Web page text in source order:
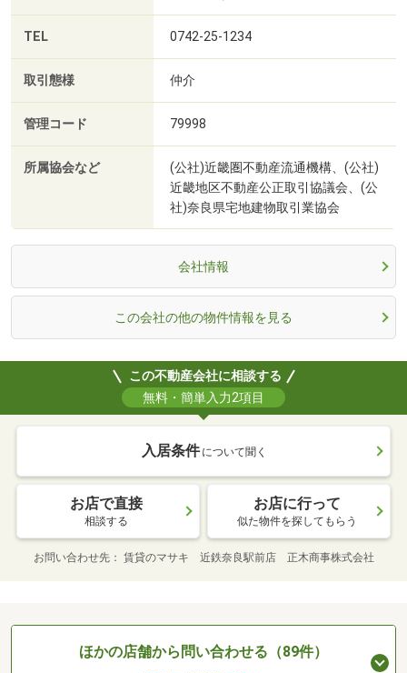
TEL 0742-25-1234
取引態様 仲介
管理コード 79998
所属協会など
(公社)近畿圏不動産流通機構、(公社)
近畿地区不動産公正取引協議会、(公
社)奈良県宅地建物取引業協会
会社情報
この会社の他の物件情報を見る
この不動産会社に相談する
無料・簡単入力2項目
入居条件 について聞く
お店で直接
相談する
お店に行って
似た物件を探してもらう
お問い合わせ先 賃貸のマサキ 近鉄奈良駅前店 正木商事株式会社
ほかの店舗から問い合わせる（89件）